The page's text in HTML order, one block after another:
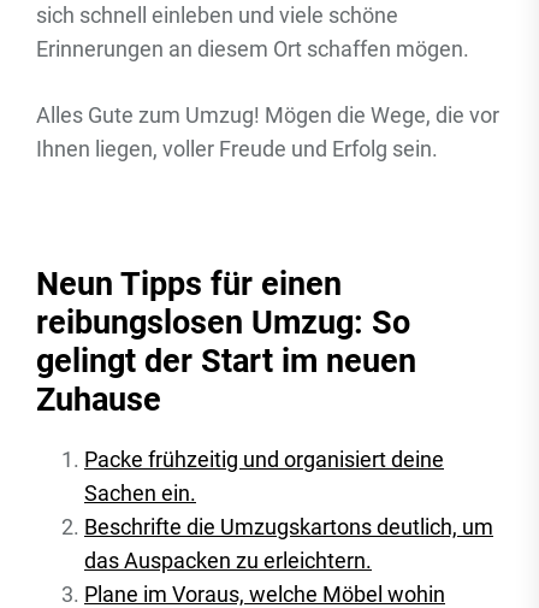
sich schnell einleben und viele schöne
Erinnerungen an diesem Ort schaffen mögen.
Alles Gute zum Umzug! Mögen die Wege, die vor
Ihnen liegen, voller Freude und Erfolg sein.
Neun Tipps für einen
reibungslosen Umzug: So
gelingt der Start im neuen
Zuhause
Packe frühzeitig und organisiert deine
Sachen ein.
Beschrifte die Umzugskartons deutlich, um
das Auspacken zu erleichtern.
Plane im Voraus, welche Möbel wohin